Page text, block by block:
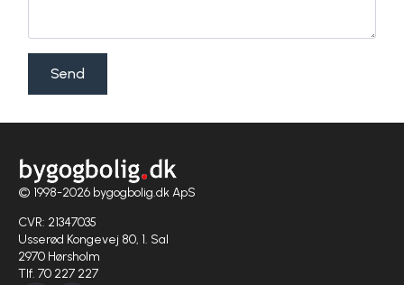
Send
© 1998-2026 bygogbolig.dk ApS
CVR: 21347035
Usserød Kongevej 80, 1. Sal
2970 Hørsholm
Tlf. 70 227 227